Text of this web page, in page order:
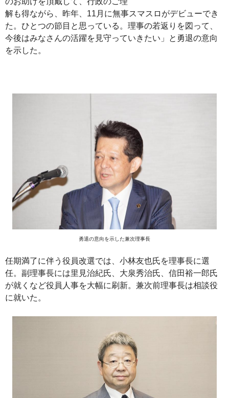
解も得ながら、昨年、11月に無事スマスロがデビューでき
た。ひとつの節目と思っている。理事の若返りを図って、
今後はみなさんの活躍を見守っていきたい」と勇退の意向
を示した。
勇退の意向を示した兼次理事長
任期満了に伴う役員改選では、小林友也氏を理事長に選
任。副理事長には里見治紀氏、大泉秀治氏、信田裕一郎氏
が就くなど役員人事を大幅に刷新。兼次前理事長は相談役
に就いた。